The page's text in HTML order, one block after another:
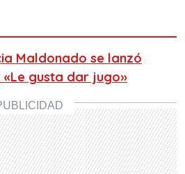
Maldonado se lanzó
«Le gusta dar jugo»